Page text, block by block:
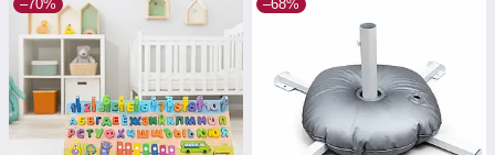
–70% –68%